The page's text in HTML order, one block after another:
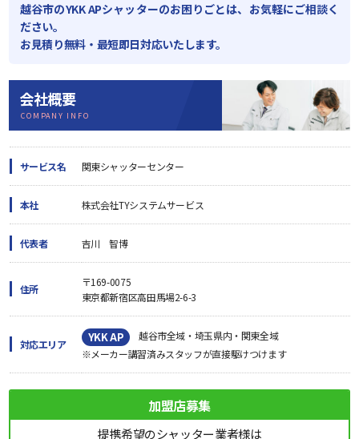
越谷市のYKK APシャッターのお困りごとは、お気軽にご相談く
ださい。
お見積り無料・最短即日対応いたします。
会社概要
COMPANY INFO
サービス名 関東シャッターセンター
本社 株式会社TYシステムサービス
代表者 吉川 智博
住所
〒169-0075
東京都新宿区高田馬場2-6-3
対応エリア YKK AP
越谷市全域・埼玉県内・関東全域
※メーカー講習済みスタッフが直接駆けつけます
加盟店募集
提携希望のシャッター業者様は